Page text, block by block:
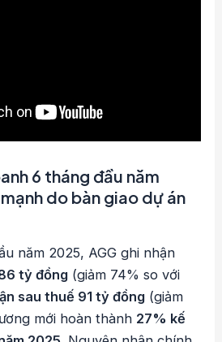
6 tháng đầu năm
do bàn giao dự án
năm 2025, AGG ghi nhận
tỷ đồng (giảm 74% so với
sau thuế 91 tỷ đồng (giảm
mới hoàn thành 27% kế